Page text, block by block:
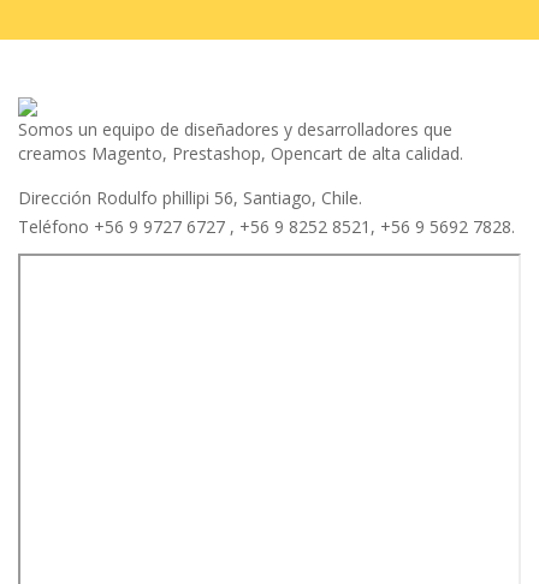
Somos un equipo de diseñadores y desarrolladores que
creamos Magento, Prestashop, Opencart de alta calidad.
Dirección Rodulfo phillipi 56, Santiago, Chile.
Teléfono +56 9 9727 6727 , +56 9 8252 8521, +56 9 5692 7828.